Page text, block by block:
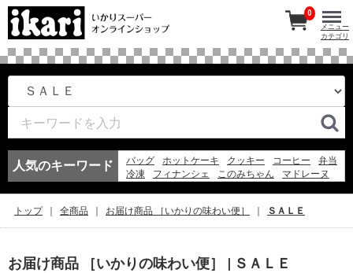
人気のキーワード バッグ ホットケーキ クッキー コーヒー
弁当
冷凍
フィナンシェ このみちゃん
マドレーヌ
そうめん
ゼリー
0
メニュー
カテゴリ
トップ 全商品 お届け商品 ［いかりの味わい便］ ＳＡＬＥ
お届け商品 ［いかりの味わい便］ | ＳＡＬＥ